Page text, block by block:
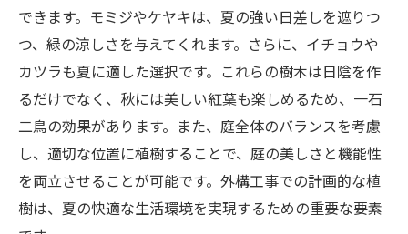
できます。モミジやケヤキは、夏の強い日差しを遮りつ
つ、緑の涼しさを与えてくれます。さらに、イチョウや
カツラも夏に適した選択です。これらの樹木は日陰を作
るだけでなく、秋には美しい紅葉も楽しめるため、一石
二鳥の効果があります。また、庭全体のバランスを考慮
し、適切な位置に植樹することで、庭の美しさと機能性
を両立させることが可能です。外構工事での計画的な植
樹は、夏の快適な生活環境を実現するための重要な要素